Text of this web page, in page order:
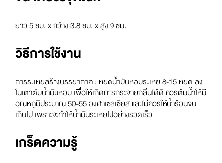
ยาว 5 ซม. x กว้าง 3.8 ซม. x สูง 9 ซม.
วิธีการใช้งาน
การระเหยสร้างบรรยากาศ : หยดน้ำมันหอมระเหย 8-15 หยด ลง
ในเตาต้มน้ำมันหอม เพื่อให้เกิดการกระจายกลิ่นได้ดี ควรต้มน้ำให้มี
อุณหภูมิประมาณ 50-55 องศาเซลเซียส และไม่ควรให้น้ำร้อนจน
เกินไป เพราะจะทำให้น้ำมันระเหยไปอย่างรวดเร็ว
เกร็ดความรู้